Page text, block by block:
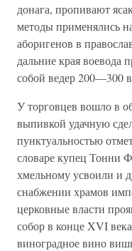
донага, пропивают
методы применялись
аборигенов в
дальние края воевода
собой ведер 200—300
У торговцев вошло в
выпивкой удачную
пунктуальностью
словаре купец Тонни
хмельному усвоили и
снабжении храмов
церковные власти
собор в конце XVI
виноградное вино